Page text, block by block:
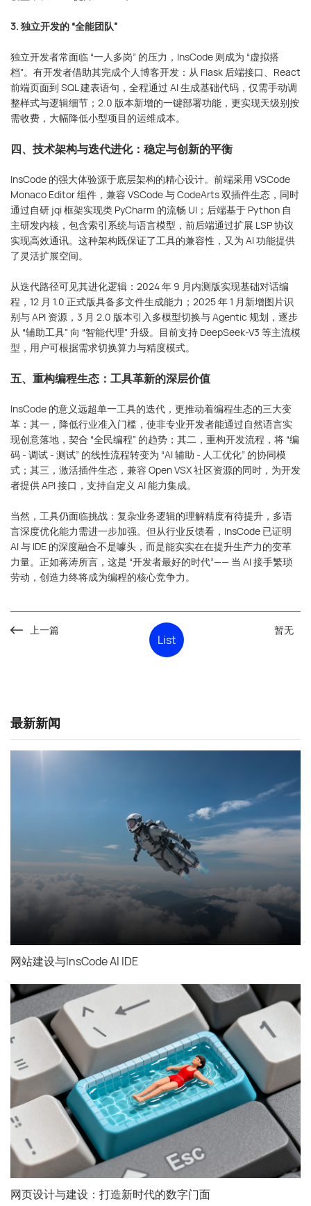
3. 独立开发的 “全能团队”
独立开发者常面临 “一人多岗” 的压力，InsCode 则成为 “虚拟搭
档”。有开发者借助其完成个人博客开发：从 Flask 后端接口、React
前端页面到 SQL 建表语句，全程通过 AI 生成基础代码，仅需手动调
整样式与逻辑细节；2.0 版本新增的一键部署功能，更实现天级别按
需收费，大幅降低小型项目的运维成本。
四、技术架构与迭代进化：稳定与创新的平衡
InsCode 的强大体验源于底层架构的精心设计。前端采用 VSCode
Monaco Editor 组件，兼容 VSCode 与 CodeArts 双插件生态，同时
通过自研 jqi 框架实现类 PyCharm 的流畅 UI；后端基于 Python 自
主研发内核，包含索引系统与语言模型，前后端通过扩展 LSP 协议
实现高效通讯。这种架构既保证了工具的兼容性，又为 AI 功能提供
了灵活扩展空间。
从迭代路径可见其进化逻辑：2024 年 9 月内测版实现基础对话编
程，12 月 1.0 正式版具备多文件生成能力；2025 年 1 月新增图片识
别与 API 资源，3 月 2.0 版本引入多模型切换与 Agentic 规划，逐步
从 “辅助工具” 向 “智能代理” 升级。目前支持 DeepSeek-V3 等主流模
型，用户可根据需求切换算力与精度模式。
五、重构编程生态：工具革新的深层价值
InsCode 的意义远超单一工具的迭代，更推动着编程生态的三大变
革：其一，降低行业准入门槛，使非专业开发者能通过自然语言实
现创意落地，契合 “全民编程” 的趋势；其二，重构开发流程，将 “编
码 - 调试 - 测试” 的线性流程转变为 “AI 辅助 - 人工优化” 的协同模
式；其三，激活插件生态，兼容 Open VSX 社区资源的同时，为开发
者提供 API 接口，支持自定义 AI 能力集成。
当然，工具仍面临挑战：复杂业务逻辑的理解精度有待提升，多语
言深度优化能力需进一步加强。但从行业反馈看，InsCode 已证明
AI 与 IDE 的深度融合不是噱头，而是能实实在在提升生产力的变革
力量。正如蒋涛所言，这是 “开发者最好的时代”—— 当 AI 接手繁琐
劳动，创造力终将成为编程的核心竞争力。
上一篇
List
暂无
最新新闻
网站建设与InsCode AI IDE
网页设计与建设：打造新时代的数字门面
咨询直达 熊总监
电话：13147070783